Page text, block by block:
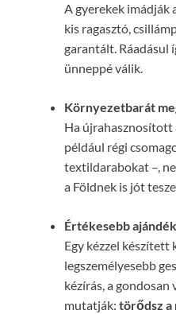
A gyerekek imádják
kis ragasztó,
garantált. Ráadásul
ünneppé válik.
Környezetbarát
Ha újrahasznosított
például régi
textildarabokat –,
a Földnek is jót
Értékesebb
Egy kézzel készített
legszemélyesebb
kézírás, a
mutatják: törődsz a